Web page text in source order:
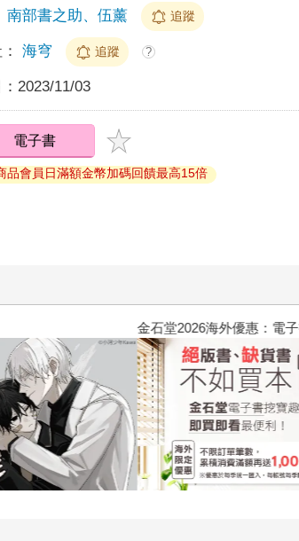
南部書之助、伍薰 追蹤
海穹 追蹤 ?
2023/11/03
電子書
品會員日滿額金幣加碼回饋最高15倍
台灣角川2026漫畫博覽會